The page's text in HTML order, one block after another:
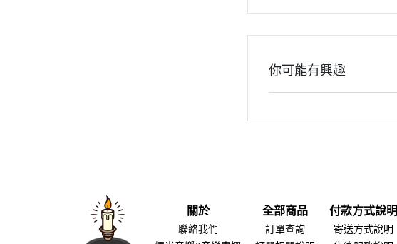
你可能有興趣
關於
聯絡我們
全部商品
訂單查詢
付款方式說明
寄送方式說明